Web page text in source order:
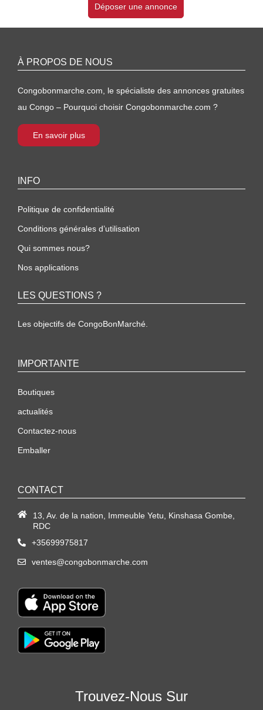
Déposer une annonce
À PROPOS DE NOUS
Congobonmarche.com, le spécialiste des annonces gratuites
au Congo – Pourquoi choisir Congobonmarche.com ?
En savoir plus
INFO
Politique de confidentialité
Conditions générales d’utilisation
Qui sommes nous?
Nos applications
LES QUESTIONS ?
Les objectifs de CongoBonMarché.
IMPORTANTE
Boutiques
actualités
Contactez-nous
Emballer
CONTACT
13, Av. de la nation, Immeuble Yetu, Kinshasa Gombe,
RDC
+35699975817
ventes@congobonmarche.com
Trouvez-Nous Sur